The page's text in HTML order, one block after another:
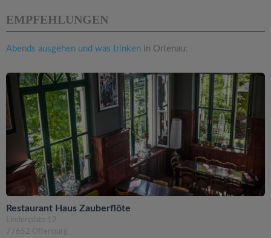
EMPFEHLUNGEN
Abends ausgehen und was trinken in Ortenau:
Restaurant Haus Zauberflöte
Lindenplatz 12
77652 Offenburg